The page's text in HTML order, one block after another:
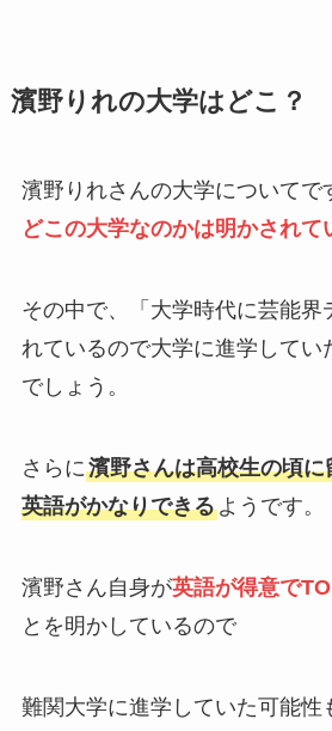
濱野りれの大学はどこ？
濱野りれさんの大学についてで
どこの大学なのかは明かされて
その中で、「大学時代に芸能界
れているので大学に進学してい
でしょう。
さらに濱野さんは高校生の頃
英語がかなりできるようです。
濱野さん自身が英語が得意で
とを明かしているので
難関大学に進学していた可能性